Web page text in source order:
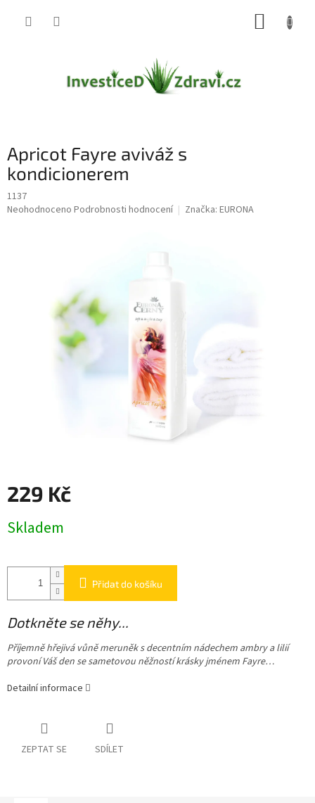
Apricot Fayre aviváž s
kondicionerem
1137
Průměrné
Neohodnoceno Podrobnosti hodnocení Značka: EURONA
229 Kč
cena:
Skladem
Přidat do košíku
Dotkněte se něhy...
Příjemně hřejivá vůně meruněk s decentním nádechem ambry a lilií
provoní Váš den se sametovou něžností krásky jménem Fayre…
Detailní informace
ZEPTAT SE SDÍLET